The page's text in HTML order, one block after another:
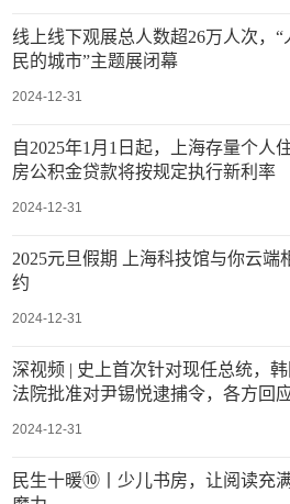
线上线下观展总人数超26万人次，“
民的城市”主题展闭幕
2024-12-31
自2025年1月1日起，上海存量个人
房公积金贷款将按规定执行新利率
2024-12-31
2025元旦假期 上海科技馆与你云端
约
2024-12-31
深视频 | 史上首次针对现任总统，韩
法院批准对尹锡悦逮捕令，各方回
2024-12-31
民生十暖⑩丨少儿书房，让阅读充